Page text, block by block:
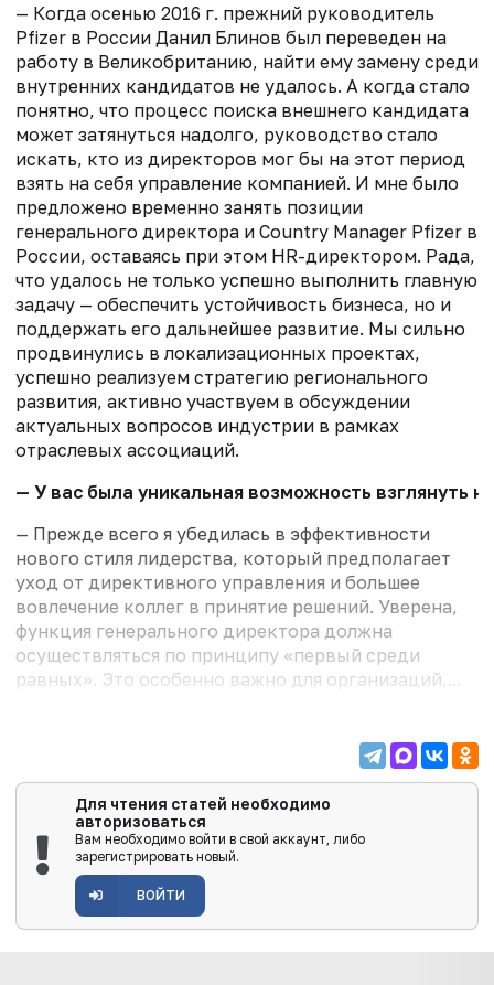
— Когда осенью 2016 г. прежний руководитель
Pfizer в России Данил Блинов был переведен на
работу в Великобританию, найти ему замену среди
внутренних кандидатов не удалось. А когда стало
понятно, что процесс поиска внешнего кандидата
может затянуться надолго, руководство стало
искать, кто из директоров мог бы на этот период
взять на себя управление компанией. И мне было
предложено временно занять позиции
генерального директора и Country Manager Pfizer в
России, оставаясь при этом HR-директором. Рада,
что удалось не только успешно выполнить главную
задачу — обеспечить устойчивость бизнеса, но и
поддержать его дальнейшее развитие. Мы сильно
продвинулись в локализационных проектах,
успешно реализуем стратегию регионального
развития, активно участвуем в обсуждении
актуальных вопросов индустрии в рамках
отраслевых ассоциаций.
— У вас была уникальная возможность взглянуть
— Прежде всего я убедилась в эффективности
нового стиля лидерства, который предполагает
уход от директивного управления и большее
вовлечение коллег в принятие решений. Уверена,
функция генерального директора должна
осуществляться по принципу «первый среди
равных». Это особенно важно для организаций,...
Для чтения статей необходимо
авторизоваться
Вам необходимо войти в свой аккаунт, либо
зарегистрировать новый.
ВОЙТИ